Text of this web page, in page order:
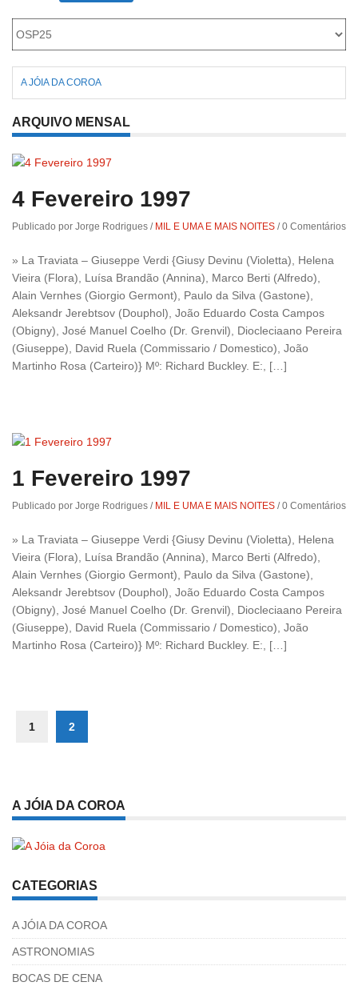
Roriz
A JÓIA DA COROA
ARQUIVO MENSAL
4 Fevereiro 1997
Publicado por Jorge Rodrigues / MIL E UMA E MAIS NOITES /0 Comentários
» La Traviata – Giuseppe Verdi {Giusy Devinu (Violetta), Helena
Vieira (Flora), Luísa Brandão (Annina), Marco Berti (Alfredo),
Alain Vernhes (Giorgio Germont), Paulo da Silva (Gastone),
Aleksandr Jerebtsov (Douphol), João Eduardo Costa Campos
(Obigny), José Manuel Coelho (Dr. Grenvil), Diocleciaano Pereira
(Giuseppe), David Ruela (Commissario / Domestico), João
Martinho Rosa (Carteiro)} Mº: Richard Buckley. E:, […]
1 Fevereiro 1997
Publicado por Jorge Rodrigues / MIL E UMA E MAIS NOITES /0 Comentários
» La Traviata – Giuseppe Verdi {Giusy Devinu (Violetta), Helena
Vieira (Flora), Luísa Brandão (Annina), Marco Berti (Alfredo),
Alain Vernhes (Giorgio Germont), Paulo da Silva (Gastone),
Aleksandr Jerebtsov (Douphol), João Eduardo Costa Campos
(Obigny), José Manuel Coelho (Dr. Grenvil), Diocleciaano Pereira
(Giuseppe), David Ruela (Commissario / Domestico), João
Martinho Rosa (Carteiro)} Mº: Richard Buckley. E:, […]
1 2
A JÓIA DA COROA
CATEGORIAS
A JÓIA DA COROA
ASTRONOMIAS
BOCAS DE CENA